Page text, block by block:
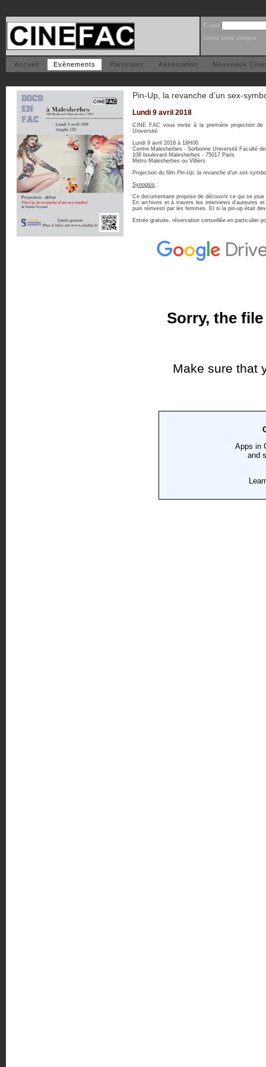
E-mail
Créez votre compte
Accueil Evènements Participez Association Nouveaux
Pin-Up, la revanche d’un sex-
Lundi 9 avril 2018
CINE FAC vous invite à la première projection
Université
Lundi 9 avril 2018 à 18H00
Centre Malesherbes - Sorbonne Université Faculté
108 boulevard Malesherbes - 75017 Paris
Métro Malesherbes ou Villiers
Projection du film Pin-Up, la revanche d’un sex-
Synopsis :
Ce documentaire propose de découvrir ce qui se
En archives et à travers les interviews d’auteures
puis réinvesti par les femmes. Et si la pin-up était
Entrée gratuite, réservation conseillée en particulier